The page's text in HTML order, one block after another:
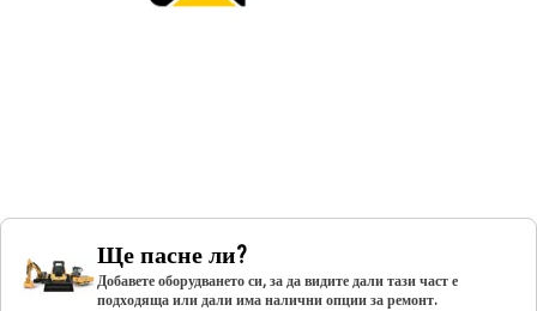
Ще пасне ли?
Добавете оборудването си, за да видите дали тази част е
подходяща или дали има налични опции за ремонт.